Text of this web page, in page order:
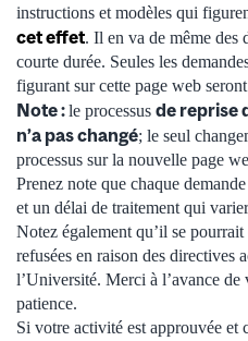
instructions et modèles qui
cet effet. Il en va de même des
courte durée. Seules les
figurant sur cette page web
Note :le processus de reprise
n’a pas changé; le seul
processus sur la nouvelle page
Prenez note que chaque
et un délai de traitement qui
Notez également qu’il se
refusées en raison des directives
l’Université. Merci à l’avance
patience.
Si votre activité est approuvée et